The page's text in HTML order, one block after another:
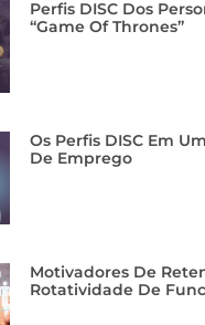
Perfis DISC Dos
“Game Of Thrones”
Os Perfis DISC Em
De Emprego
Motivadores De
Rotatividade De